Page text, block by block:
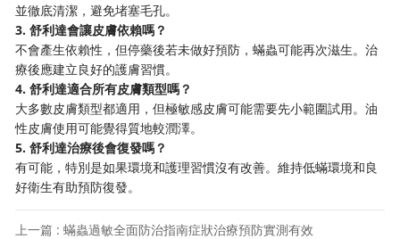
並徹底清潔，避免堵塞毛孔。
3. 舒利達會讓皮膚依賴嗎？
不會產生依賴性，但停藥後若未做好預防，蟎蟲可能再次滋生。治
療後應建立良好的護膚習慣。
4. 舒利達適合所有皮膚類型嗎？
大多數皮膚類型都適用，但極敏感皮膚可能需要先小範圍試用。油
性皮膚使用可能覺得質地較潤澤。
5. 舒利達治療後會復發嗎？
有可能，特別是如果環境和護理習慣沒有改善。維持低蟎環境和良
好衛生有助預防復發。
上一篇 : 蟎蟲過敏全面防治指南症狀治療預防實測有效